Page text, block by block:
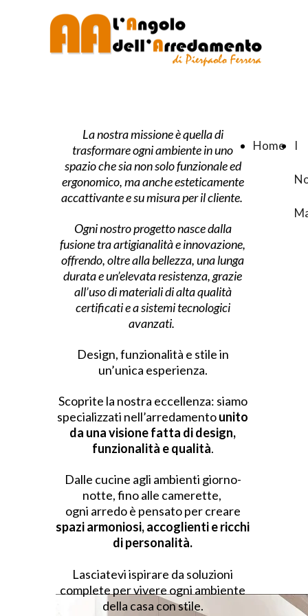
Home I
La nostra missione è quella di
trasformare ogni ambiente in uno
spazio che sia non solo funzionale ed
ergonomico, ma anche esteticamente
accattivante e su misura per il cliente.
Ogni nostro progetto nasce dalla
fusione tra artigianalità e innovazione,
offrendo, oltre alla bellezza, una lunga
durata e un’elevata resistenza, grazie
all’uso di materiali di alta qualità
certificati e a sistemi tecnologici
avanzati.
Design, funzionalità e stile in
un’unica esperienza.
Scoprite la nostra eccellenza: siamo
specializzati nell’arredamentounito
da una visione fatta di design,
funzionalità e qualità.
Dalle cucine agli ambienti giorno-
notte, fino alle camerette,
ogni arredo è pensato per creare
spazi armoniosi, accoglienti e ricchi
di personalità.
Lasciatevi ispirare da soluzioni
complete per vivere ogni ambiente
della casa con stile.